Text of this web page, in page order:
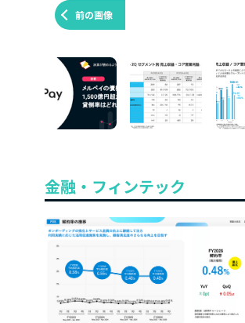
前の画像
金融・フィンテック